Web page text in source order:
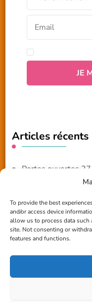
To provide the best
and/or access device
allow us to process data
site. Not consenting or
features and functions.
Articles récents
Portes ouvertes
Reportage TV Com
Construction en
Chantier